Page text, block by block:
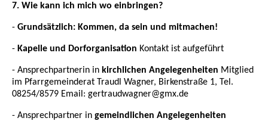
7. Wie kann ich mich wo einbringen?
- Grundsätzlich: Kommen, da sein und mitmachen!
- Kapelle und Dorforganisation Kontakt ist aufgeführt
- Ansprechpartnerin in kirchlichen Angelegenheiten Mitglied
im Pfarrgemeinderat Traudl Wagner, Birkenstraße 1, Tel.
08254/8579 Email: gertraudwagner@gmx.de
- Ansprechpartner in gemeindlichen Angelegenheiten